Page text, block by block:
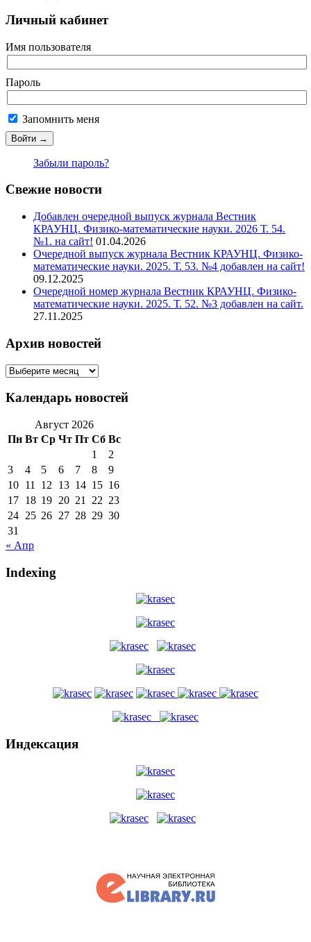
Личный кабинет
Имя пользователя
Пароль
Запомнить меня
Забыли пароль?
Свежие новости
Добавлен очередной выпуск журнала Вестник
КРАУНЦ. Физико-математические науки. 2026 Т. 54.
№1. на сайт! 01.04.2026
Очередной выпуск журнала Вестник КРАУНЦ. Физико-
математические науки. 2025. Т. 53. №4 добавлен на сайт!
09.12.2025
Очередной номер журнала Вестник КРАУНЦ. Физико-
математические науки. 2025. Т. 52. №3 добавлен на сайт.
27.11.2025
Архив новостей
Архив
Календарь новостей
Август 2026
Пн Вт Ср Чт Пт Сб Вс
1
2
3
4 5 6 7 8
9
10 11 12 13 14 15 16
17 18 19 20 21 22 23
24 25 26 27 28 29 30
31
« Апр
Indexing
Индексация